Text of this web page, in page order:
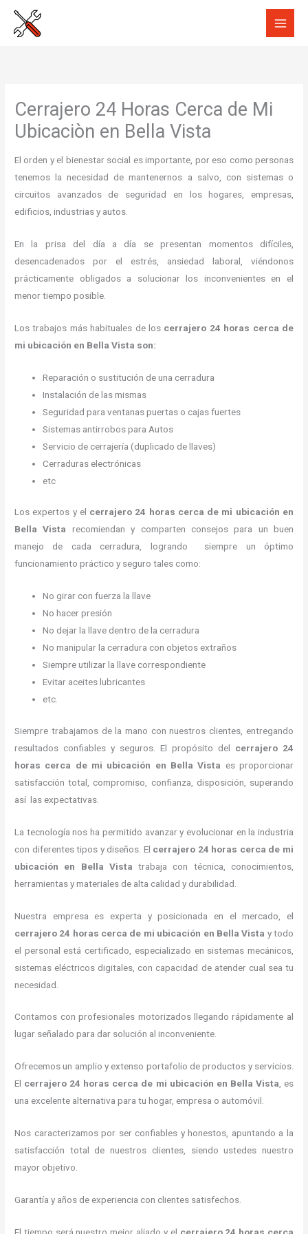
Cerrajero 24 Horas Cerca de Mi
Ubicaciòn en Bella Vista
El orden y el bienestar social es importante, por eso como personas
tenemos la necesidad de mantenernos a salvo, con sistemas o
circuitos avanzados de seguridad en los hogares, empresas,
edificios, industrias y autos.
En la prisa del día a día se presentan momentos difíciles,
desencadenados por el estrés, ansiedad laboral, viéndonos
prácticamente obligados a solucionar los inconvenientes en el
menor tiempo posible.
Los trabajos más habituales de los cerrajero 24 horas cerca de
mi ubicación en Bella Vista son:
Reparación o sustitución de una cerradura
Instalación de las mismas
Seguridad para ventanas puertas o cajas fuertes
Sistemas antirrobos para Autos
Servicio de cerrajería (duplicado de llaves)
Cerraduras electrónicas
etc
Los expertos y el cerrajero 24 horas cerca de mi ubicación en
Bella Vista
recomiendan y
comparten consejos para un buen
manejo de cada cerradura, logrando siempre un óptimo
funcionamiento práctico y seguro tales como:
No girar con fuerza la llave
No hacer presión
No dejar la llave dentro de la cerradura
No manipular la cerradura con objetos extraños
Siempre utilizar la llave correspondiente
Evitar aceites lubricantes
etc.
Siempre trabajamos de la mano con nuestros clientes, entregando
resultados confiables y seguros. El propósito del cerrajero 24
horas cerca de mi ubicación en Bella Vista es proporcionar
satisfacción total, compromiso, confianza, disposición, superando
así las expectativas.
La tecnología nos ha permitido avanzar y evolucionar en la industria
con diferentes tipos y diseños. El cerrajero 24 horas cerca de mi
ubicación en Bella Vista trabaja con técnica, conocimientos,
herramientas y materiales de alta calidad y durabilidad.
Nuestra empresa es experta y posicionada en el mercado, el
cerrajero 24 horas cerca de mi ubicación en Bella Vista y todo
el personal está certificado, especializado en sistemas mecánicos,
sistemas eléctricos digitales, con capacidad de atender cual sea tu
necesidad.
Contamos con profesionales motorizados llegando rápidamente al
lugar señalado para dar solución al inconveniente.
Ofrecemos un amplio y extenso portafolio de productos y servicios.
El cerrajero 24 horas cerca de mi ubicación en Bella Vista, es
una excelente alternativa para tu hogar, empresa o automóvil.
Nos caracterizamos por ser confiables y honestos, apuntando a la
satisfacción total de nuestros clientes, siendo ustedes nuestro
mayor objetivo.
Garantía y años de experiencia con clientes satisfechos.